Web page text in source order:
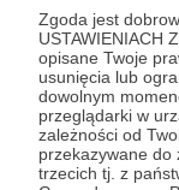
Zgoda jest
USTAWIENIACH
opisane Twoje
usunięcia lub
dowolnym
przeglądarki w
zależności od
przekazywane do
trzecich tj. z
-dwa razy w
konsultacji ze
muzyczne,
- raz na